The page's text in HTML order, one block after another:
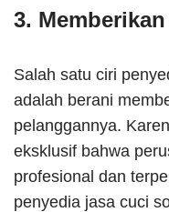
3.
Salah satu ciri
adalah berani
pelanggannya.
eksklusif bahwa
profesional dan
penyedia jasa cuci